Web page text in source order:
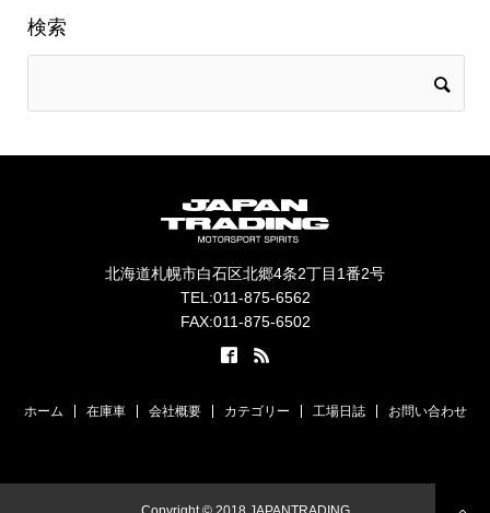
検索
北海道札幌市白石区北郷4条2丁目1番2号
TEL:011-875-6562
FAX:011-875-6502
ホーム 在庫車 会社概要 カテゴリー 工場日誌 お問い合わせ